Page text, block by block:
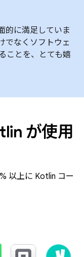
的に満足していま
でなくソフトウェ
ことを、とても嬉
が使用
以上に Kotlin コー